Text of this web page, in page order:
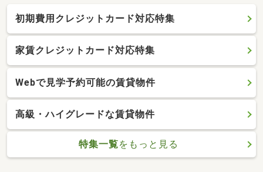
初期費用クレジットカード対応特集
家賃クレジットカード対応特集
Webで見学予約可能の賃貸物件
高級・ハイグレードな賃貸物件
特集一覧をもっと見る